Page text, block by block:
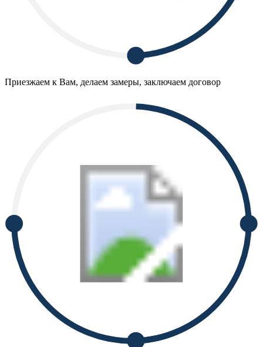
Приезжаем к Вам, делаем замеры, заключаем договор